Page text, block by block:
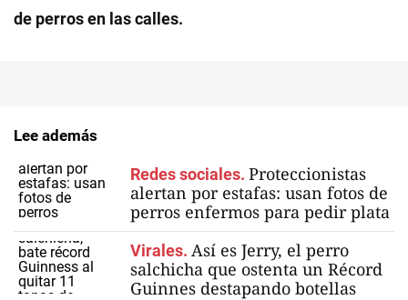
de perros en las calles.
Lee además
Redes sociales. Proteccionistas
alertan por estafas: usan fotos de
perros enfermos para pedir plata
Virales. Así es Jerry, el perro
salchicha que ostenta un Récord
Guinnes destapando botellas